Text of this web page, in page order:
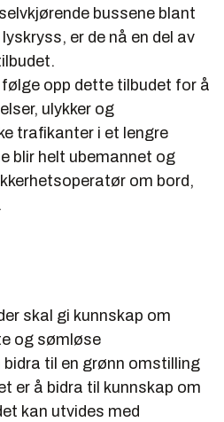
bussene blant
er de nå en del av
opp dette tilbudet for å
ulykker og
trafikanter i et lengre
blir helt ubemannet og
om bord,
skal gi kunnskap om
og sømløse
til en grønn omstilling
er å bidra til kunnskap om
kan utvides med